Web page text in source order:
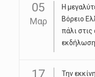
05
Μαρ
Η
Βόρειο
πάλι
17
Την